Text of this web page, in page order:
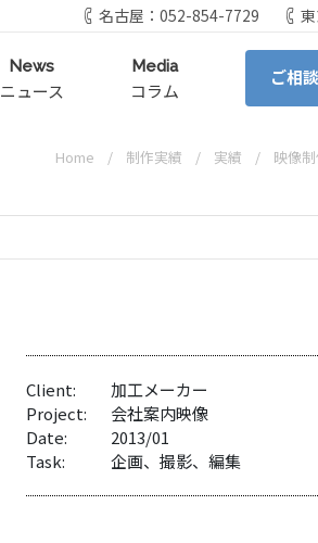
名古屋：052-854-7729
News
ニュース
Media
コラム
ご相
Home 制作実績 実績 映像
Client:
加工メーカー
Project:
会社案内映像
Date:
2013/01
Task:
企画、撮影、編集